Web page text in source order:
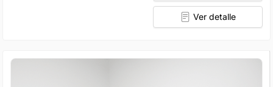
Ver detalle